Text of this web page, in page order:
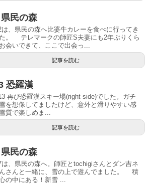
民の森
、県民の森へ比婆牛カレーを食べに行ってき
。 テレマークの師匠S夫妻にも2年ぶりくら
会いできて、ここで出会っ...
記事を読む
恐羅漢
再び恐羅漢スキー場(right side)でした。ガチ
を想像してましたけど、意外と滑りやすい感
質で楽しめま...
記事を読む
民の森
、県民の森へ。師匠とtochigiさんとダン吉ネ
さんと一緒に、雪の上で遊んでました。 積
の中にある！新雪 ...